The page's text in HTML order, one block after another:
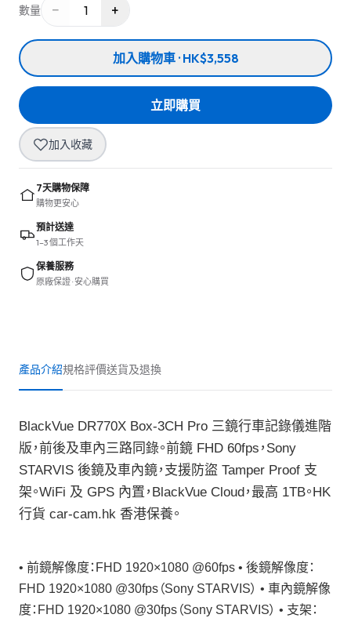
數量 − 1 +
加入購物車 · HK$3,558
立即購買
加入收藏
7天購物保障
購物更安心
預計送達
1–3 個工作天
保養服務
原廠保證 · 安心購買
產品介紹規格評價送貨及退換
BlackVue DR770X Box-3CH Pro 三鏡行車記錄儀進階
版，前後及車內三路同錄。前鏡 FHD 60fps，Sony
STARVIS 後鏡及車內鏡，支援防盜 Tamper Proof 支
架。WiFi 及 GPS 內置，BlackVue Cloud，最高 1TB。HK
行貨 car-cam.hk 香港保養。
• 前鏡解像度：FHD 1920×1080 @60fps • 後鏡解像度：
FHD 1920×1080 @30fps（Sony STARVIS） • 車內鏡解像
度：FHD 1920×1080 @30fps（Sony STARVIS） • 支架：